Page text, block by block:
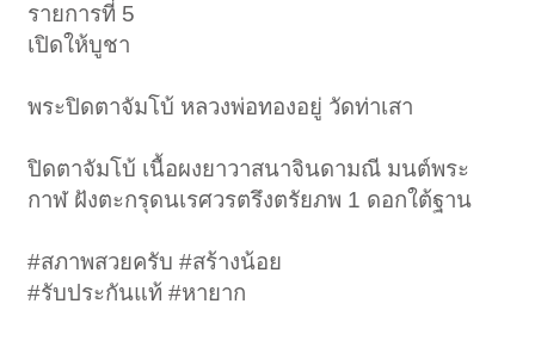
รายการที่ 5
เปิดให้บูชา
พระปิดตาจัมโบ้ หลวงพ่อทองอยู่ วัดท่าเสา
ปิดตาจัมโบ้ เนื้อผงยาวาสนาจินดามณี มนต์พระ
กาฬ ฝังตะกรุดนเรศวรตรึงตรัยภพ 1 ดอกใต้ฐาน
#สภาพสวยครับ #สร้างน้อย
#รับประกันแท้ #หายาก